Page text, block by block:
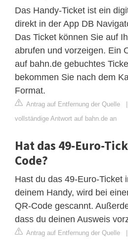
Das Handy-Ticket ist ein
direkt in der App DB
Das Ticket können Sie auf
abrufen und vorzeigen. Ein
auf bahn.de gebuchtes
bekommen Sie nach dem
Format.
Antrag auf Entfernung der Quelle
vollständige Antwort auf bahn.de an
Hat das 49-Euro-
Code?
Hast du das 49-Euro-Ticket
deinem Handy, wird bei
QR-Code gescannt.
dass du deinen Ausweis
Antrag auf Entfernung der Quelle